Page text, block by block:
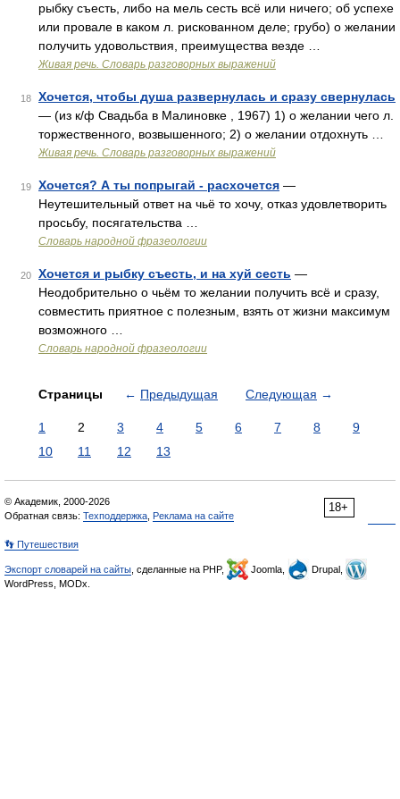
рыбку съесть, либо на мель сесть всё или ничего; об успехе
или провале в каком л. рискованном деле; грубо) о желании
получить удовольствия, преимущества везде …
Живая речь. Словарь разговорных выражений
18
Хочется, чтобы душа развернулась и сразу свернулась
— (из к/ф Свадьба в Малиновке , 1967) 1) о желании чего л.
торжественного, возвышенного; 2) о желании отдохнуть …
Живая речь. Словарь разговорных выражений
19 Хочется? А ты попрыгай - расхочется —
Неутешительный ответ на чьё то хочу, отказ удовлетворить
просьбу, посягательства …
Словарь народной фразеологии
20 Хочется и рыбку съесть, и на хуй сесть —
Неодобрительно о чьём то желании получить всё и сразу,
совместить приятное с полезным, взять от жизни максимум
возможного …
Словарь народной фразеологии
Страницы ← Предыдущая Следующая →
1 2 3 4 5 6 7 8
9
10
11 12 13
18+
© Академик, 2000-2026
Обратная связь: Техподдержка Реклама на сайте
👣 Путешествия
Экспорт словарей на сайты , сделанные на PHP, Joomla,
Drupal,
WordPress, MODx.